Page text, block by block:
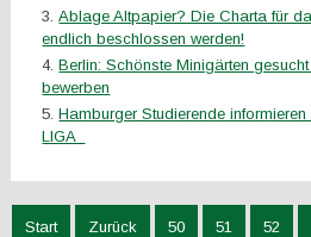
Ablage Altpapier? Die Charta für
endlich beschlossen werden!
Berlin: Schönste Minigärten
bewerben
Hamburger Studierende
LIGA
Start Zurück 50 51 52